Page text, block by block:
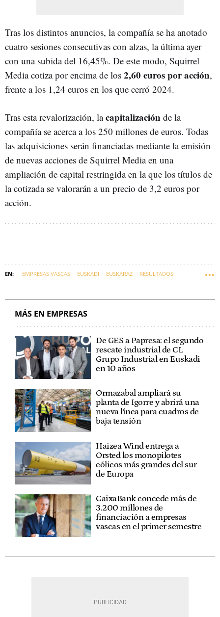
Tras los distintos anuncios, la compañía se ha anotado
cuatro sesiones consecutivas con alzas, la última ayer
con una subida del 16,45%. De este modo, Squirrel
Media cotiza por encima de los 2,60 euros por acción,
frente a los 1,24 euros en los que cerró 2024.
Tras esta revalorización, lacapitalización de la
compañía se acerca a los 250 millones de euros. Todas
las adquisiciones serán financiadas mediante la emisión
de nuevas acciones de Squirrel Media en una
ampliación de capital restringida en la que los títulos de
la cotizada se valorarán a un precio de 3,2 euros por
acción.
EMPRESAS VASCAS EUSKADI EUSKARAZ RESULTADOS
MÁS EN EMPRESAS
De GES a Papresa: el segundo
rescate industrial de CL
Grupo Industrial en Euskadi
en 10 años
Ormazabal ampliará su
planta de Igorre y abrirá una
nueva línea para cuadros de
baja tensión
Haizea Wind entrega a
Orsted los monopilotes
eólicos más grandes del sur
de Europa
CaixaBank concede más de
3.200 millones de
financiación a empresas
vascas en el primer semestre